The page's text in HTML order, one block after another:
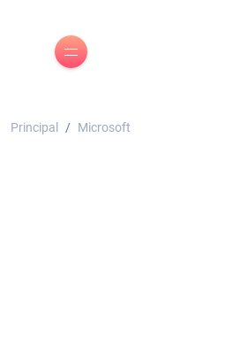
Principal Microsoft